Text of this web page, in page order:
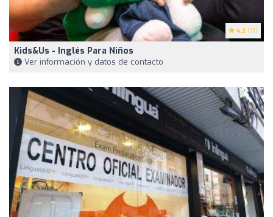
4.3 (17)
Kids&Us - Inglés Para Niños
Ver información y datos de contacto